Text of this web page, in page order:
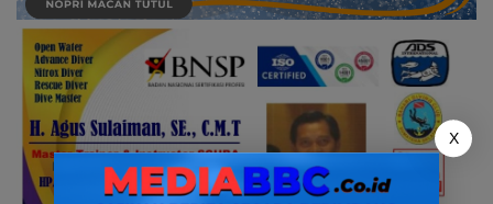
X